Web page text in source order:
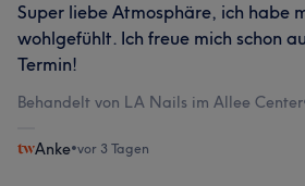
Super liebe Atmosphäre, ich habe
wohlgefühlt. Ich freue mich schon
Termin!
Behandelt von LA Nails im Allee Center
Anke•vor 3 Tagen